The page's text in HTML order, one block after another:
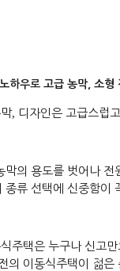
하우로 고급 농막, 소
, 디자인은 고급스럽
막의 용도를 벗어나 전
류 선택에 신중함이
주택은 누구나 신고
의 이동식주택이 젊